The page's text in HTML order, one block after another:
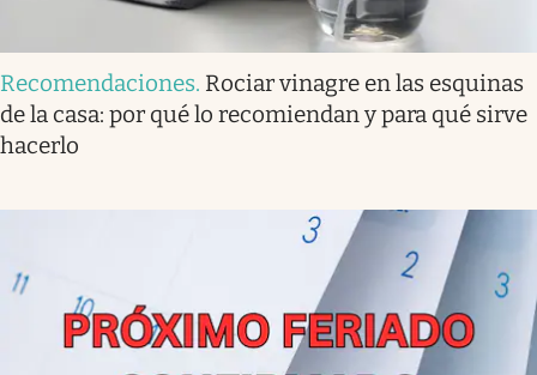
Recomendaciones. Rociar vinagre en las esquinas
de la casa: por qué lo recomiendan y para qué sirve
hacerlo